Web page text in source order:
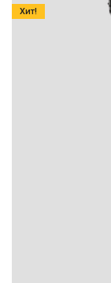
Хит!